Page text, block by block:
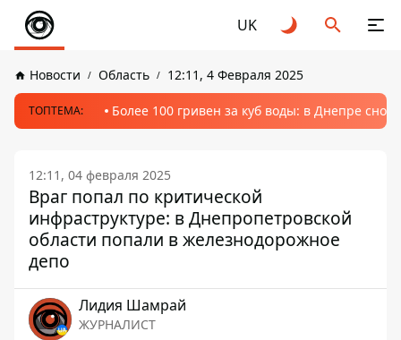
UK
Новости Область 12:11, 4 Февраля 2025
ТОПТЕМА: Более 100 гривен за куб воды: в Днепре
12:11, 04 февраля 2025
Враг попал по критической
инфраструктуре: в Днепропетровской
области попали в железнодорожное
депо
Лидия Шамрай
ЖУРНАЛИСТ